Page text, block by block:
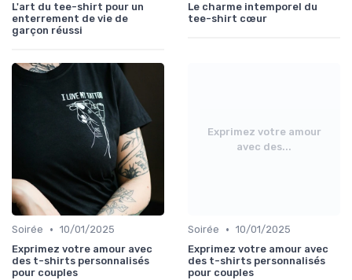
L'art du tee-shirt pour un
enterrement de vie de
garçon réussi
Le charme intemporel du
tee-shirt cœur
Soirée • 10/01/2025
Exprimez votre amour avec
des t-shirts personnalisés
pour couples
Exprimez votre amour
avec des...
Soirée • 10/01/2025
Exprimez votre amour avec
des t-shirts personnalisés
pour couples